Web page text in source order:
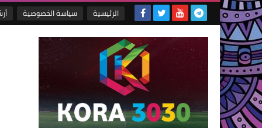
الرئيسية سياسة الخصوصية